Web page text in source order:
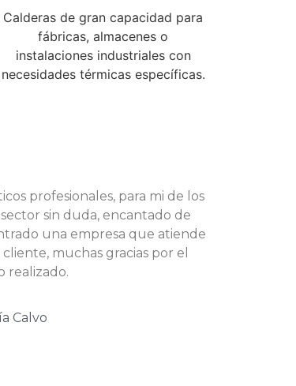
Calderas de gran capacidad para
fábricas, almacenes o
instalaciones industriales con
necesidades térmicas específicas.
profesionales, para mi de los
sin duda, encantado de
una empresa que atiende
muchas gracias por el
realizado.
Calvo